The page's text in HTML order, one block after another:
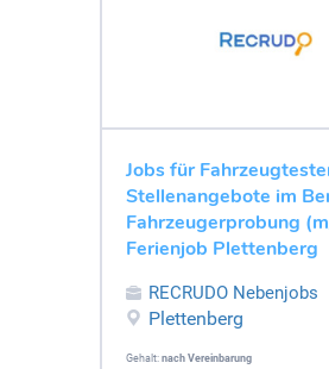
Jobs für
Stellenangebote im
Fahrzeugerprobung
Ferienjob Plettenberg
RECRUDO Nebenjobs
Plettenberg
Gehalt: nach Vereinbarung